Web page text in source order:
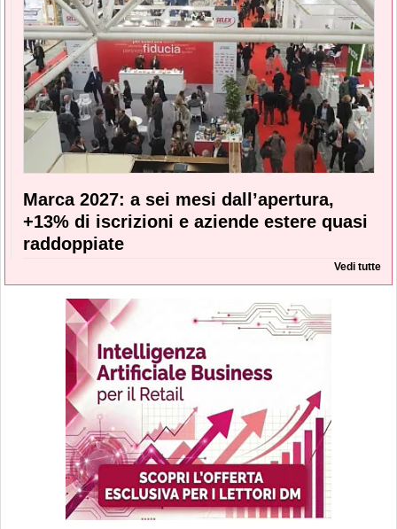
Marca 2027: a sei mesi dall’apertura,
+13% di iscrizioni e aziende estere quasi
raddoppiate
Vedi tutte